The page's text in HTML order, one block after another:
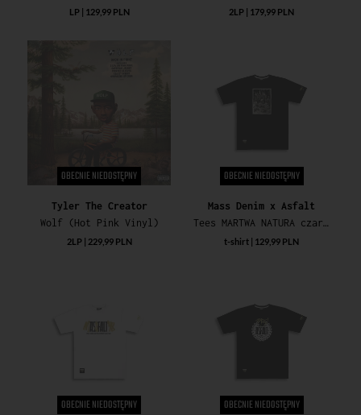
LP | 129,99 PLN 2LP | 179,99 PLN
OBECNIE NIEDOSTĘPNY
Tyler The Creator
Wolf (Hot Pink Vinyl)
2LP | 229,99 PLN
OBECNIE NIEDOSTĘPNY
Mass Denim x Asfalt
Tees MARTWA NATURA czarny
t-shirt | 129,99 PLN
OBECNIE NIEDOSTĘPNY OBECNIE NIEDOSTĘPNY